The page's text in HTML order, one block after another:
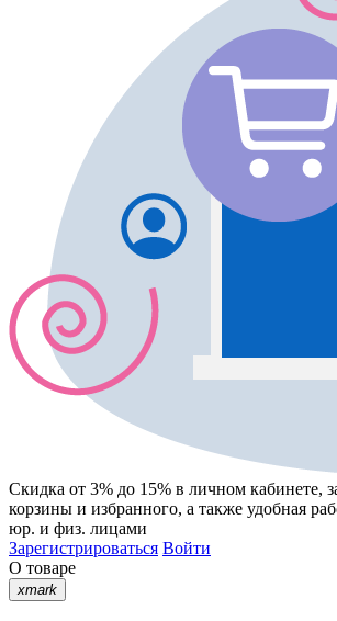
Скидка от 3% до 15% в личном кабинете,
корзины и избранного, а также удобная
юр. и физ. лицами
Зарегистрироваться Войти
О товаре
xmark